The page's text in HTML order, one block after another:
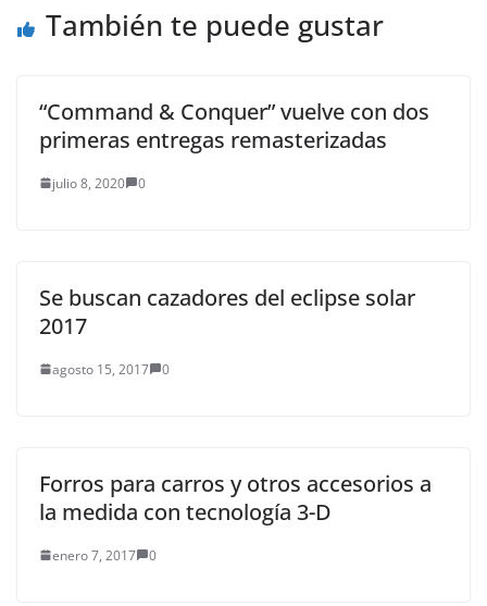
También te puede gustar
“Command & Conquer” vuelve con dos
primeras entregas remasterizadas
julio 8, 2020 0
Se buscan cazadores del eclipse solar
2017
agosto 15, 2017 0
Forros para carros y otros accesorios a
la medida con tecnología 3-D
enero 7, 2017 0